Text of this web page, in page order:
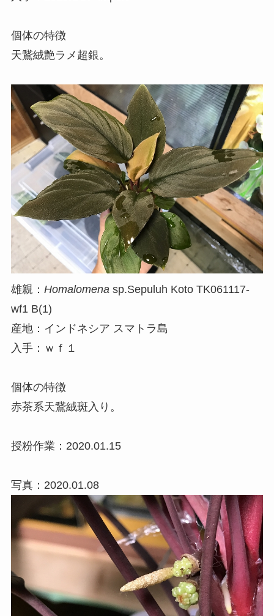
個体の特徴
天鵞絨艶ラメ超銀。
雄親： Homalomena sp.Sepuluh Koto TK061117-
wf1 B(1)
産地：インドネシア スマトラ島
入手：ｗｆ１
個体の特徴
赤茶系天鵞絨斑入り。
授粉作業：2020.01.15
写真：2020.01.08